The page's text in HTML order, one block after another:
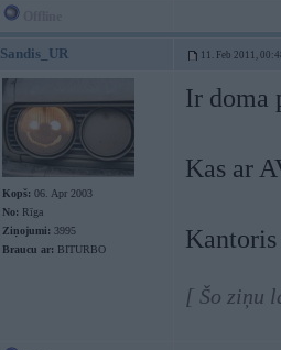
Sandis_UR 11. Feb 2011,
Kopš: 06. Apr 2003
No: Rīga
Ziņojumi: 3995
Braucu ar: BITURBO
Ir doma
Kas ar
[ Šo ziņu